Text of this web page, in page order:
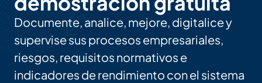
Documente, analice, mejore, digitalice y
supervise sus procesos empresariales,
riesgos, requisitos normativos e
indicadores de rendimiento con el sistema